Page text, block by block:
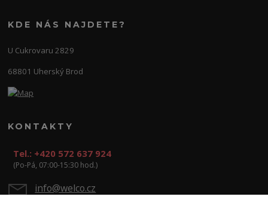
KDE NÁS NAJDETE?
U Cukrovaru 2829
68801 Uherský Brod
KONTAKTY
Tel.: +420 572 637 924
(Po-Pá, 07:00-15:30 hod.)
info@welco.cz